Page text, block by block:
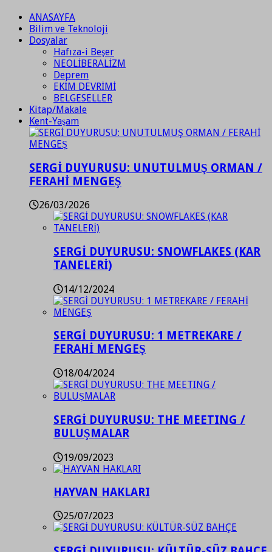
ANASAYFA
Bilim ve Teknoloji
Dosyalar
Hafıza-i Beşer
NEOLİBERALİZM
Deprem
EKİM DEVRİMİ
BELGESELLER
Kitap/Makale
Kent-Yaşam
SERGİ DUYURUSU: UNUTULMUŞ ORMAN /
FERAHİ MENGEŞ
26/03/2026
SERGİ DUYURUSU: SNOWFLAKES (KAR
TANELERİ)
14/12/2024
SERGİ DUYURUSU: 1 METREKARE /
FERAHİ MENGEŞ
18/04/2024
SERGİ DUYURUSU: THE MEETING /
BULUŞMALAR
19/09/2023
HAYVAN HAKLARI
25/07/2023